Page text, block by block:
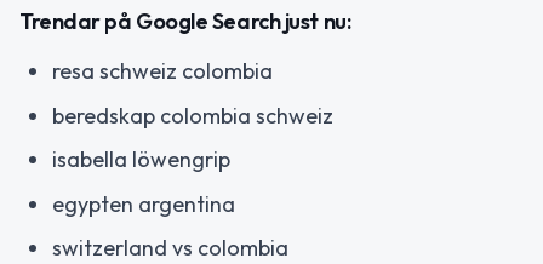
Trendar på Google Search just nu:
resa schweiz colombia
beredskap colombia schweiz
isabella löwengrip
egypten argentina
switzerland vs colombia